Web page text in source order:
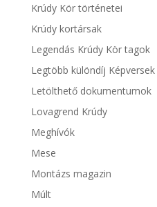
Krúdy Kör történetei
Krúdy kortársak
Legendás Krúdy Kör tagok
Legtöbb különdíj Képversek
Letölthető dokumentumok
Lovagrend Krúdy
Meghívók
Mese
Montázs magazin
Múlt